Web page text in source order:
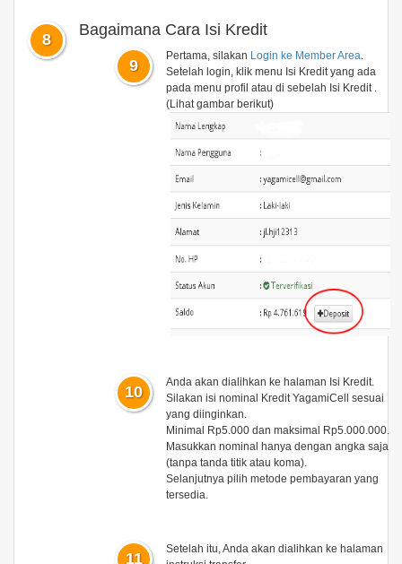
8
Bagaimana Cara Isi Kredit
9
Pertama, silakan Login ke Member Area.
Setelah login, klik menu Isi Kredityang ada
pada menu profil atau di sebelah Isi Kredit .
(Lihat gambar berikut)
10
Anda akan dialihkan ke halaman Isi Kredit.
Silakan isi nominal Kredit YagamiCell
sesuai
yang diinginkan.
Minimal Rp5.000 dan maksimal Rp5.000.000.
Masukkan nominal hanya dengan angka saja
(tanpa tanda titik atau koma).
Selanjutnya pilih metode pembayaran yang
tersedia.
11
Setelah itu, Anda akan dialihkan ke halaman